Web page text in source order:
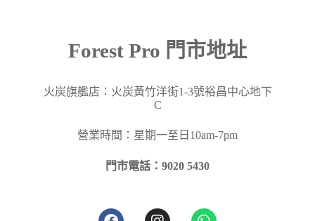
Forest Pro 門市地址
火炭旗艦店：火炭黃竹洋街1-3號裕昌中心地下
C
營業時間：星期一至日10am-7pm
門市電話：9020 5430